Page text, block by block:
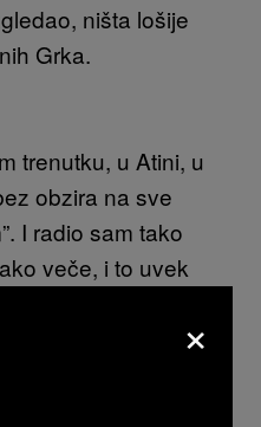
ništa lošije
Grka.
trenutku, u Atini, u
obzira na sve
I radio sam tako
veče, i to uvek
nacirkan.
70 i 100
koliko ima kafića u
se samo nekih:
×